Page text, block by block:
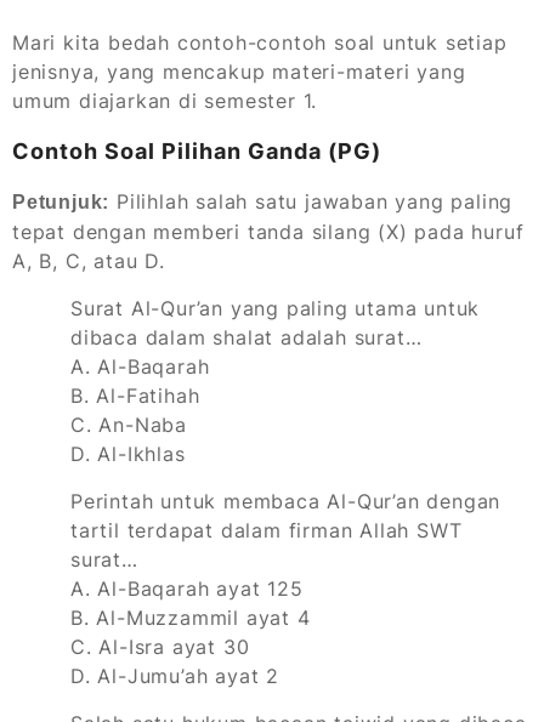
Mari kita bedah contoh-contoh soal untuk setiap
jenisnya, yang mencakup materi-materi yang
umum diajarkan di semester 1.
Contoh Soal Pilihan Ganda (PG)
Petunjuk: Pilihlah salah satu jawaban yang paling
tepat dengan memberi tanda silang (X) pada huruf
A, B, C, atau D.
Surat Al-Qur’an yang paling utama untuk
dibaca dalam shalat adalah surat…
A. Al-Baqarah
B. Al-Fatihah
C. An-Naba
D. Al-Ikhlas
Perintah untuk membaca Al-Qur’an dengan
tartil terdapat dalam firman Allah SWT
surat…
A. Al-Baqarah ayat 125
B. Al-Muzzammil ayat 4
C. Al-Isra ayat 30
D. Al-Jumu’ah ayat 2